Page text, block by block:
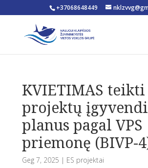
Open toolbar
+37068648449
KVIETIMAS
projektų
planus pagal VPS
priemonę (BIVP-
Geg 7, 2025 | ES projektai